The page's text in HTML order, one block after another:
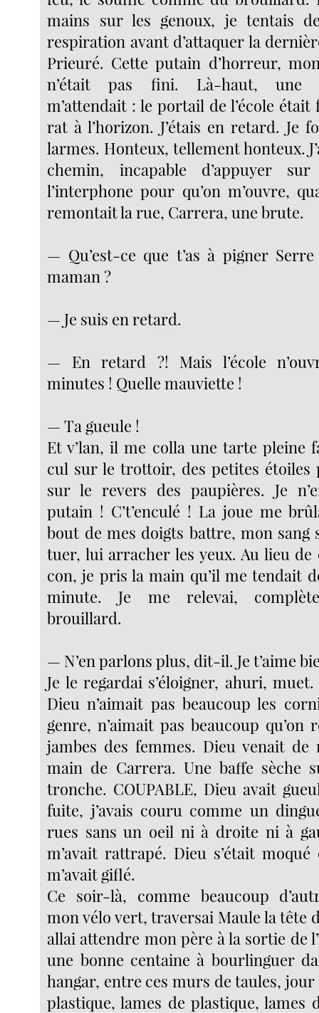
mains sur les genoux, je tentais
respiration avant d’attaquer la
Prieuré. Cette putain d’horreur,
n’était pas fini. Là-haut, une
m’attendait : le portail de l’école
rat à l’horizon. J’étais en retard. Je
larmes. Honteux, tellement honteux.
chemin, incapable d’appuyer
l’interphone pour qu’on m’ouvre,
remontait la rue, Carrera, une brute.
— Qu’est-ce que t’as à pigner
maman ?
— Je suis en retard.
— En retard ?! Mais l’école
minutes ! Quelle mauviette !
— Ta gueule !
Et v’lan, il me colla une tarte pleine
cul sur le trottoir, des petites étoiles
sur le revers des paupières. Je
putain ! C’t’enculé ! La joue me
bout de mes doigts battre, mon sang
tuer, lui arracher les yeux. Au lieu
con, je pris la main qu’il me tendait
minute. Je me relevai,
brouillard.
— N’en parlons plus, dit-il. Je t’aime
Je le regardai s’éloigner, ahuri,
Dieu n’aimait pas beaucoup les
genre, n’aimait pas beaucoup qu’on
jambes des femmes. Dieu venait
main de Carrera. Une baffe sèche
tronche. COUPABLE, Dieu avait
fuite, j’avais couru comme un
rues sans un oeil ni à droite ni à
m’avait rattrapé. Dieu s’était
m’avait giflé.
Ce soir-là, comme beaucoup
mon vélo vert, traversai Maule la tête
allai attendre mon père à la sortie de
une bonne centaine à bourlinguer
hangar, entre ces murs de taules,
plastique, lames de plastique, lames